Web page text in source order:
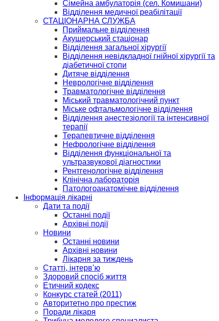
Сімейна амбулаторія (сел. Комишани)
Відділення медичної реабілітації
СТАЦІОНАРНА СЛУЖБА
Приймальне відділення
Акушерський стаціонар
Відділення загальної хірургії
Відділення невідкладної гнійної хірургії та
діабетичної стопи
Дитяче відділення
Неврологічне відділення
Травматологічне відділення
Міський травматологічний пункт
Міське офтальмологічне відділення
Відділення анестезіології та інтенсивної
терапії
Терапевтичне відділення
Нефрологічне відділення
Відділення функціональної та
ультразвукової діагностики
Рентгенологічне відділення
Клінічна лабораторія
Патологоанатомічне відділення
Інформація лікарні
Дати та події
Останні події
Архівні події
Новини
Останні новини
Архівні новини
Лікарня за тиждень
Статті, інтерв’ю
Здоровий спосіб життя
Етичний кодекс
Конкурс статей (2011)
Авторитетно про престиж
Поради лікаря